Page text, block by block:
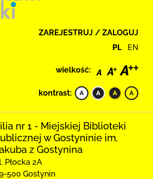
ZAREJESTRUJ / ZALOGUJ
PL EN
wielkość:
kontrast:
nr 1 - Miejskiej Biblioteki
w Gostyninie im.
z Gostynina
Płocka 2A
500 Gostynin